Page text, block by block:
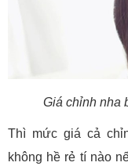
Giá chỉnh nha
Thì mức giá cả
không hề rẻ tí nào